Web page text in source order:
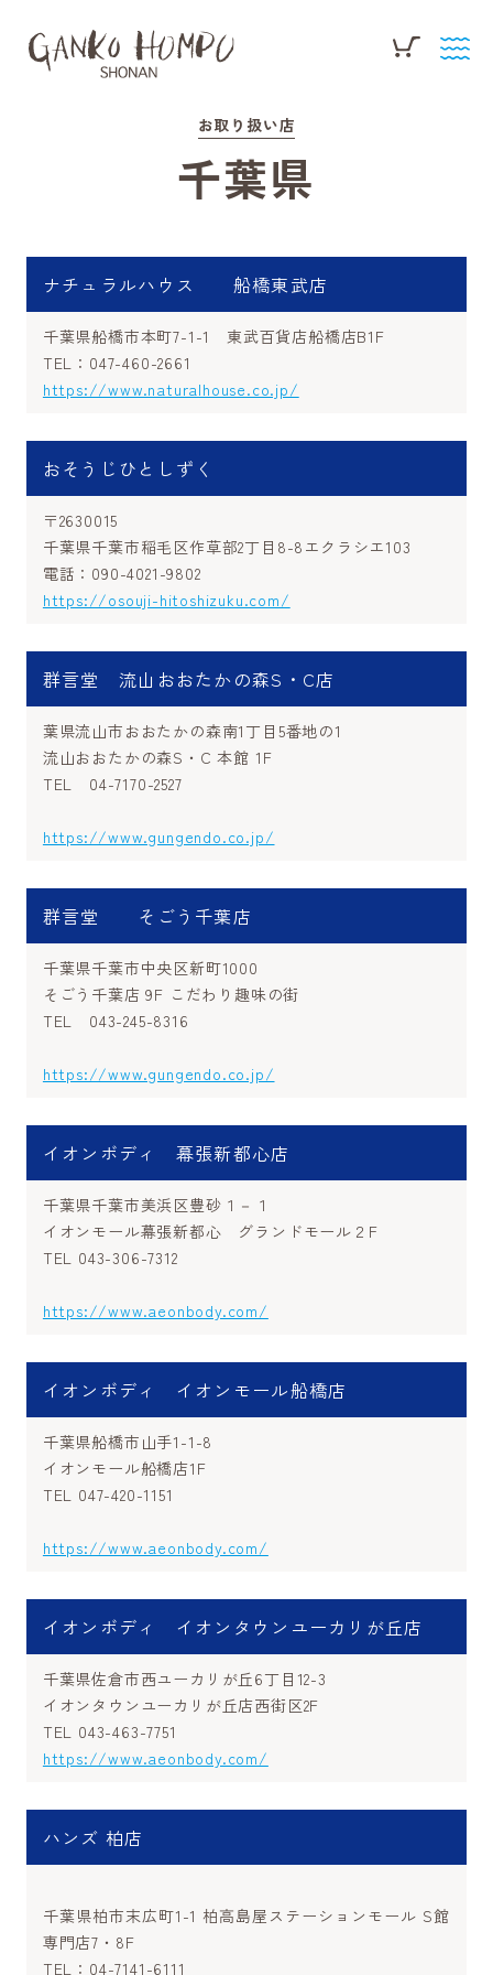
お取り扱い店
千葉県
ナチュラルハウス 船橋東武店
千葉県船橋市本町7-1-1 東武百貨店船橋店B1F
TEL：047-460-2661
https://www.naturalhouse.co.jp/
おそうじひとしずく
〒2630015
千葉県千葉市稲毛区作草部2丁目8-8エクラシエ103
電話：090-4021-9802
https://osouji-hitoshizuku.com/
群言堂 流山おおたかの森S・C店
葉県流山市おおたかの森南1丁目5番地の1
流山おおたかの森S・C 本館 1F
TEL 04-7170-2527
https://www.gungendo.co.jp/
群言堂 そごう千葉店
千葉県千葉市中央区新町1000
そごう千葉店 9F こだわり趣味の街
TEL 043-245-8316
https://www.gungendo.co.jp/
イオンボディ 幕張新都心店
千葉県千葉市美浜区豊砂１－１
イオンモール幕張新都心 グランドモール２F
TEL 043-306-7312
https://www.aeonbody.com/
イオンボディ イオンモール船橋店
千葉県船橋市山手1-1-8
イオンモール船橋店1F
TEL 047-420-1151
https://www.aeonbody.com/
イオンボディ イオンタウンユーカリが丘店
千葉県佐倉市西ユーカリが丘6丁目12-3
イオンタウンユーカリが丘店西街区2F
TEL 043-463-7751
https://www.aeonbody.com/
ハンズ 柏店
千葉県柏市末広町1-1 柏高島屋ステーションモール S館
専門店7・8F
TEL：04-7141-6111